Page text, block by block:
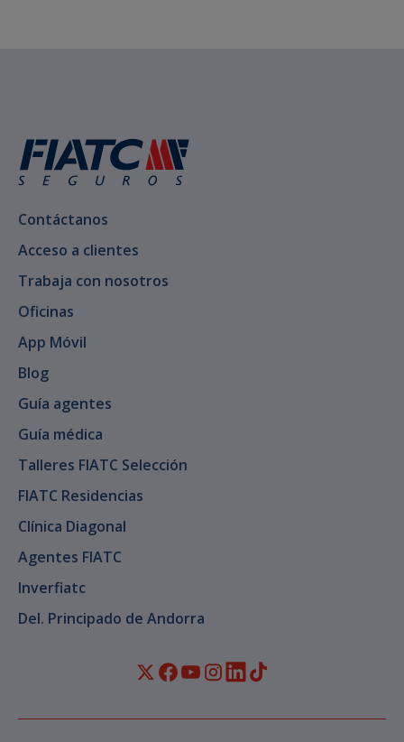
Contáctanos
Acceso a clientes
Trabaja con nosotros
Oficinas
App Móvil
Blog
Guía agentes
Guía médica
Talleres FIATC Selección
FIATC Residencias
Clínica Diagonal
Agentes FIATC
Inverfiatc
Del. Principado de Andorra